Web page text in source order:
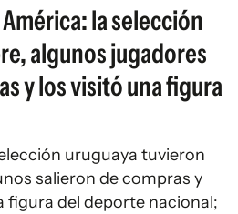
la selección
algunos jugadores
y los visitó una figura
uruguaya tuvieron
salieron de compras y
figura del deporte nacional;